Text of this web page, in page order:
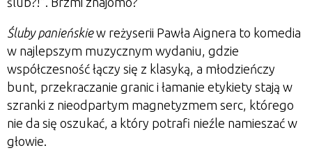
Śluby panieńskiew reżyserii Pawła Aignera to komedia
w najlepszym muzycznym wydaniu, gdzie
współczesność łączy się z klasyką, a młodzieńczy
bunt, przekraczanie granic i łamanie etykiety stają w
szranki z nieodpartym magnetyzmem serc, którego
nie da się oszukać, a który potrafi nieźle namieszać w
głowie.